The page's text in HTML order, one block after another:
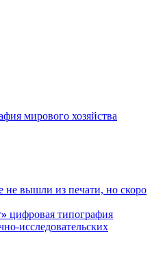
мирового хозяйства
не вышли из печати, но скоро
цифровая типография
исследовательских